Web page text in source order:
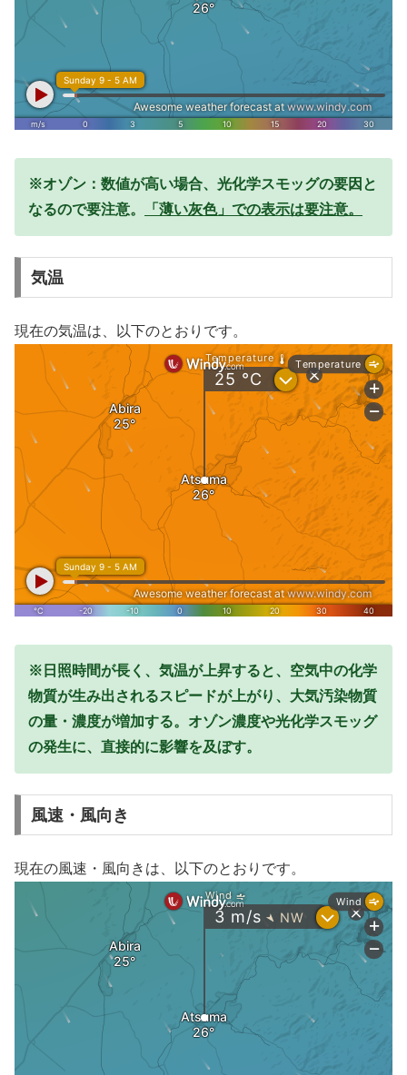
※オゾン：数値が高い場合、光化学スモッグの要因と
なるので要注意。
「薄い灰色」での表示は要注意。
気温
現在の気温は、以下のとおりです。
※日照時間が長く、気温が上昇すると、空気中の化学
物質が生み出されるスピードが上がり、大気汚染物質
の量・濃度が増加する。オゾン濃度や光化学スモッグ
の発生に、直接的に影響を及ぼす。
風速・風向き
現在の風速・風向きは、以下のとおりです。